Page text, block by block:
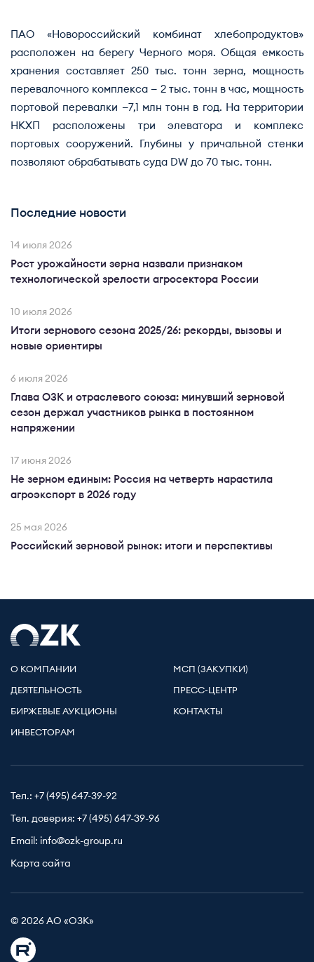
ПАО «Новороссийский комбинат хлебопродуктов»
расположен на берегу Черного моря. Общая емкость
хранения составляет 250 тыс. тонн зерна, мощность
перевалочного комплекса — 2 тыс. тонн в час, мощность
портовой перевалки —7,1 млн тонн в год. На территории
НКХП расположены три элеватора и комплекс
портовых сооружений. Глубины у причальной стенки
позволяют обрабатывать суда DW до 70 тыс. тонн.
Последние новости
14 июля 2026
Рост урожайности зерна назвали признаком
технологической зрелости агросектора России
10 июля 2026
Итоги зернового сезона 2025/26: рекорды, вызовы и
новые ориентиры
6 июля 2026
Глава ОЗК и отраслевого союза: минувший зерновой
сезон держал участников рынка в постоянном
напряжении
17 июня 2026
Не зерном единым: Россия на четверть нарастила
агроэкспорт в 2026 году
25 мая 2026
Российский зерновой рынок: итоги и перспективы
О КОМПАНИИ
ДЕЯТЕЛЬНОСТЬ
БИРЖЕВЫЕ АУКЦИОНЫ
ИНВЕСТОРАМ
МСП (ЗАКУПКИ)
ПРЕСС-ЦЕНТР
КОНТАКТЫ
© 2026 АО «ОЗК»
Тел.: +7 (495) 647-39-92
Тел. доверия: +7 (495) 647-39-96
Email: info@ozk-group.ru
Карта сайта